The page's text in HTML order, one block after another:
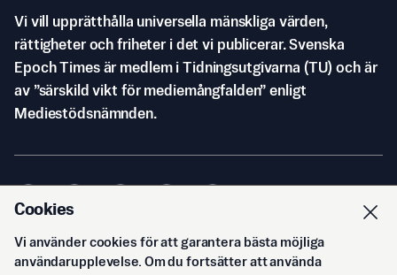
Vi vill upprätthålla universella mänskliga värden,
rättigheter och friheter i det vi publicerar. Svenska
Epoch Times är medlem i Tidningsutgivarna (TU) och är
av ”särskild vikt för mediemångfalden” enligt
Mediestödsnämnden.
© Svenska Epoch Times AB2026
Cookies
Vi använder cookies för att garantera bästa möjliga
användarupplevelse. Om du fortsätter att använda